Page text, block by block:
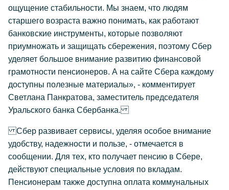
ощущение стабильности. Мы знаем, что людям
старшего возраста важно понимать, как работают
банковские инструменты, которые позволяют
приумножать и защищать сбережения, поэтому Сбер
уделяет большое внимание развитию финансовой
грамотности пенсионеров. А на сайте Сбера каждому
доступны полезные материалы», - комментирует
Светлана Панкратова, заместитель председателя
Уральского банка Сбербанка.
Сбер развивает сервисы, уделяя особое внимание
удобству, надежности и пользе, - отмечается в
сообщении. Для тех, кто получает пенсию в Сбере,
действуют специальные условия по вкладам.
Пенсионерам также доступна оплата коммунальных